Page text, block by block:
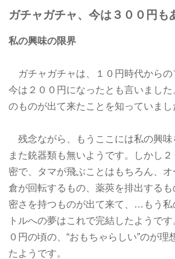
ガチャガチャ、今は３００円も
私の興味の限界
ガチャガチャは、１０円時代から
今は２００円になったとも言いまし
のものが出て来たことを知っていまし
残念ながら、もうここには私の興
また銃器類も無いようです。しかし
密で、タマが飛ぶことはもちろん、
倉が回転するもの、薬莢を排出する
密さを持つものが出て来て、…もう
トルへの夢はこれで完結したようで
０円の頃の、“おもちゃらしい”のが理
たようです。